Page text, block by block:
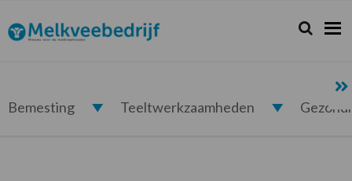
de
hoofdnavigatie
de
hoofd
de
eerste
de
voettekst
Melkveebedrijf.nl Zoeken...
Zoek
Bemesting Teeltwerkzaamheden